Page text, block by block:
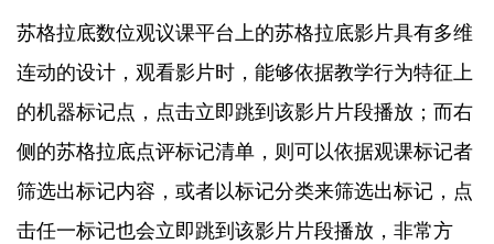
苏格拉底数位观议课平台上的苏格拉底影片具有多维
连动的设计，观看影片时，能够依据教学行为特征上
的机器标记点，点击立即跳到该影片片段播放；而右
侧的苏格拉底点评标记清单，则可以依据观课标记者
筛选出标记内容，或者以标记分类来筛选出标记，点
击任一标记也会立即跳到该影片片段播放，非常方